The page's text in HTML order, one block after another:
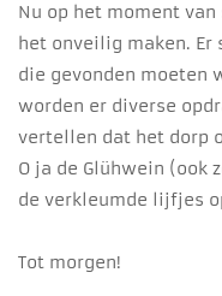
Nu op het moment
het onveilig maken. Er
die gevonden moeten
worden er diverse
vertellen dat het dorp
O ja de Glühwein (ook
de verkleumde lijfjes
Tot morgen!